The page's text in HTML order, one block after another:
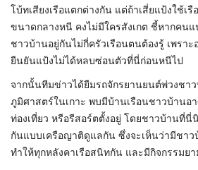
โบ้ทเสียงเรือแตกต่างกัน แต่ถ้าเสี่ยแป้งใช้เ
ขนาดกลางหนี คงไม่มีใครสังเกต ชี้หากคน
ชาวบ้านอยู่กันไม่กี่ครัวเรือนตนต้องรู้ เพรา
ยืนยันแป้งไม่ได้หลบซ่อนตัวที่นี่ก่อนหนีไป
จากนั้นทีมข่าวได้ยืมรถจักรยานยนต์พ่วงชา
ภูมิศาสตร์ในเกาะ พบมีบ้านเรือนชาวบ้านอ
ท่องเที่ยว หรือรีสอร์ตตั้งอยู่ โดยชาวบ้านที่นี่
กันแบบเครือญาติดูแลกัน ซึ่งจะเห็นว่ามีชาว
ทำให้ทุกหลังคาเรือสนิทกัน และมีกิจกรรมย